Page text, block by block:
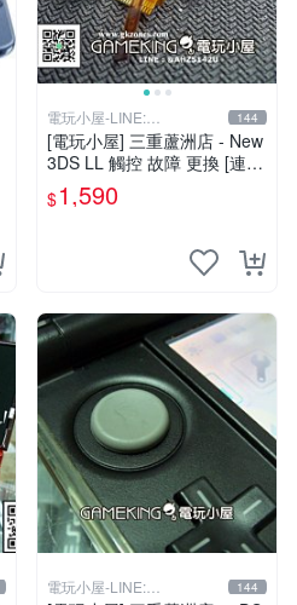
電玩小屋-LINE:
@AHZ5142U
144
[電玩小屋] 三重蘆洲店 - New
3DS LL 觸控 故障 更換 [連工
帶料]
$1,590
電玩小屋-LINE: 144